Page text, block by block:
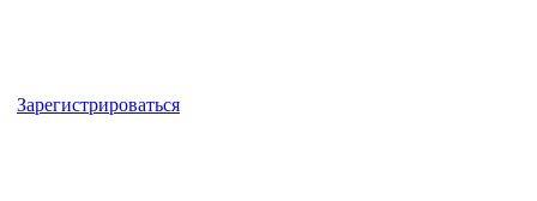
Зарегистрироваться